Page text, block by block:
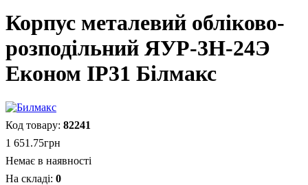
Корпус металевий обліково-
розподільний ЯУР-3Н-24Э
Економ IP31 Білмакс
82241
1 651 .75грн
Немає в наявності
0